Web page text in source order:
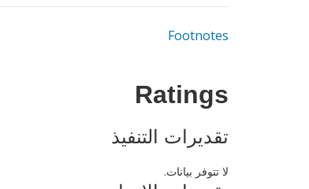
Footnotes
Ratings
تقديرات التنفيذ
لا تتوفر بيانات.